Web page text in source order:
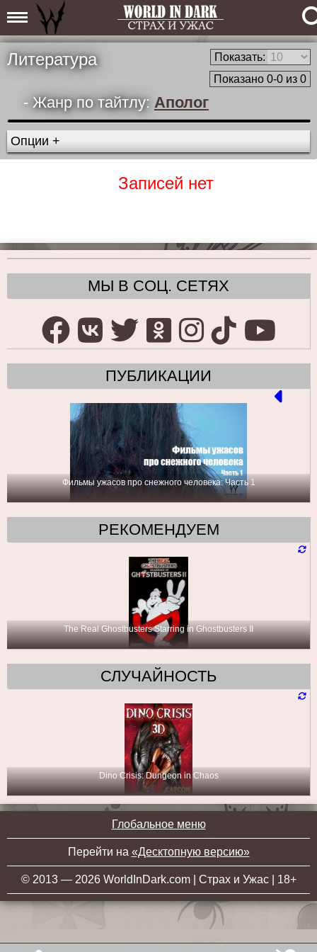
Литература
Показать:
Показано 0-0 из 0
- Жанр по тайтлу: Аполог
Опции +
Записей нет
МЫ В СОЦ. СЕТЯХ
ПУБЛИКАЦИИ
Фильмы ужасов про снежного человека: Часть 1
РЕКОМЕНДУЕМ
The Real Ghostbusters Starring in Ghostbusters II
СЛУЧАЙНОСТЬ
Dino Crisis: Dungeon in Chaos
Глобальное меню
Перейти на «Десктопную версию»
© 2013 — 2026 WorldInDark.com | Страх и Ужас | 18+